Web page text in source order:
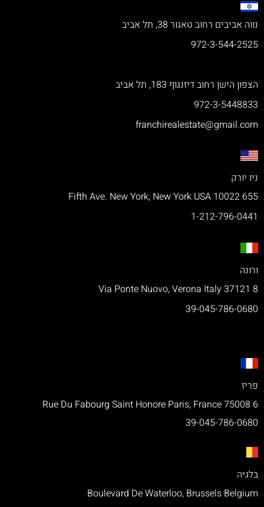
נווה אביבים רחוב טאגור 38, תל אביב
972-3-544-2525
הצפון הישן רחוב דיזנגוף 183, תל אביב
972-3-5448833
franchirealestate@gmail.com
ניו יורק
655 Fifth Ave. New York, New York USA 10022
1-212-796-0441
ורונה
8 Via Ponte Nuovo, Verona Italy 37121
39-045-786-0680
פריז
6 Rue Du Fabourg Saint Honore Paris, France 75008
39-045-786-0680
בלגיה
Boulevard De Waterloo, Brussels Belgium